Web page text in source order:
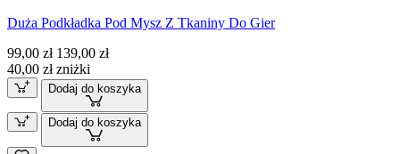
Duża Podkładka Pod Mysz Z Tkaniny Do Gier
99,00 zł 139,00 zł
40,00 zł zniżki
Dodaj do koszyka
Dodaj do koszyka